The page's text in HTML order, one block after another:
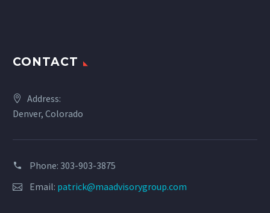
CONTACT
Address:
Denver, Colorado
Phone: 303-903-3875
Email: patrick@maadvisorygroup.com